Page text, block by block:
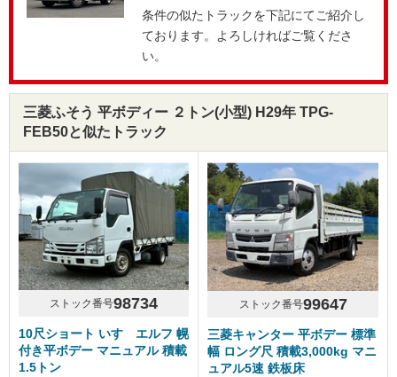
条件の似たトラックを下記にてご紹介し
ております。よろしければご覧くださ
い。
三菱ふそう 平ボディー ２トン(小型) H29年 TPG-
FEB50と似たトラック
ストック番号98734
10尺ショート いすゞエルフ 幌
付き平ボデー マニュアル 積載
1.5トン
ストック番号99647
三菱キャンター 平ボデー 標準
幅 ロング尺 積載3,000kg マニ
ュアル5速 鉄板床